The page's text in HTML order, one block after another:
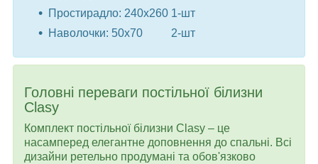
Простирадло: 240x260 1-шт
Наволочки: 50x70 2-шт
Головні переваги постільної білизни
Clasy
Комплект постільної білизни Clasy – це
насамперед елегантне доповнення до спальні. Всі
дизайни ретельно продумані та обов'язково